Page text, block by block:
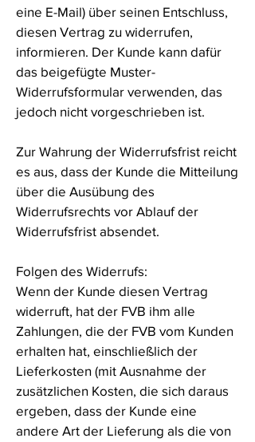
eine E-Mail) über seinen Entschluss,
diesen Vertrag zu widerrufen,
informieren. Der Kunde kann dafür
das beigefügte Muster-
Widerrufsformular verwenden, das
jedoch nicht vorgeschrieben ist.
Zur Wahrung der Widerrufsfrist reicht
es aus, dass der Kunde die Mitteilung
über die Ausübung des
Widerrufsrechts vor Ablauf der
Widerrufsfrist absendet.
Folgen des Widerrufs:
Wenn der Kunde diesen Vertrag
widerruft, hat der FVB ihm alle
Zahlungen, die der FVB vom Kunden
erhalten hat, einschließlich der
Lieferkosten (mit Ausnahme der
zusätzlichen Kosten, die sich daraus
ergeben, dass der Kunde eine
andere Art der Lieferung als die von